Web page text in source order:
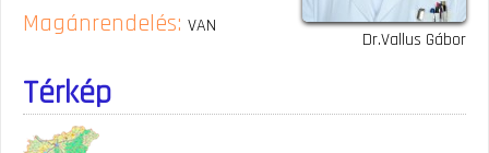
Dr.Vallus Gábor
Magánrendelés: VAN
Térkép